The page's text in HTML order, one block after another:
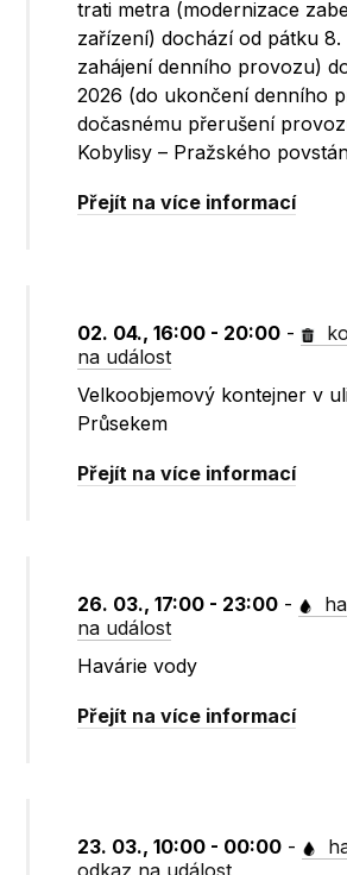
trati metra (modernizace
zařízení) dochází od pátku
zahájení denního provozu)
2026 (do ukončení denního
dočasnému přerušení
Kobylisy – Pražského
Přejít na více informací
02. 04., 16:00 - 20:00 -
na událost
Velkoobjemový kontejner v
Průsekem
Přejít na více informací
26. 03., 17:00 - 23:00 -
na událost
Havárie vody
Přejít na více informací
23. 03., 10:00 - 00:00 -
odkaz na událost